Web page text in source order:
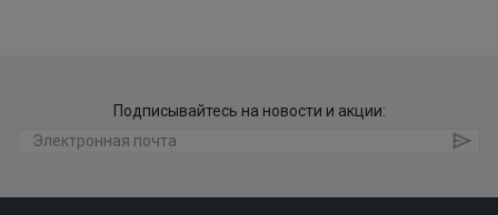
Подписывайтесь на новости и акции: